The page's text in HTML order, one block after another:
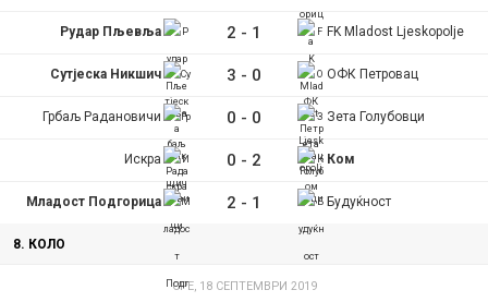
Рудар Пљевља 2 - 1 FK Mladost Ljeskopolje
Сутјеска Никшич 3 - 0 ОФК Петровац
Грбаљ Радановичи 0 - 0 Зета Голубовци
Искра 0 - 2 Ком
Младост Подгорица 2 - 1 Будуќност
8. КОЛО
СРЕ, 18 СЕПТЕМВРИ 2019